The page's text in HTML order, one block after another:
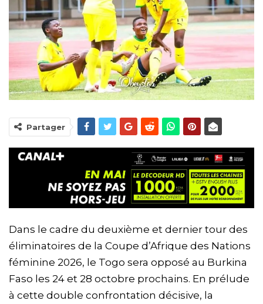
Partager
Dans le cadre du deuxième et dernier tour des
éliminatoires de la Coupe d’Afrique des Nations
féminine 2026, le Togo sera opposé au Burkina
Faso les 24 et 28 octobre prochains. En prélude
à cette double confrontation décisive, la